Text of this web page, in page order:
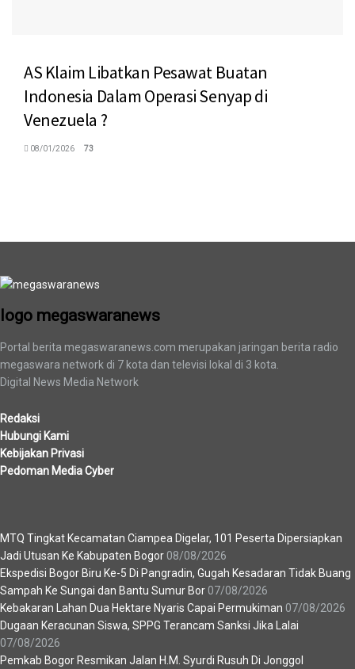
AS Klaim Libatkan Pesawat Buatan
Indonesia Dalam Operasi Senyap di
Venezuela ?
08/01/2026 73
logo megaswaranews
Portal berita megaswaranews.com merupakan jaringan berita radio
megaswara network di 7 kota dan televisi lokal di 3 kota.
Digital News Media Network
Redaksi
Hubungi Kami
Kebijakan Privasi
Pedoman Media Cyber
MTQ Tingkat Kecamatan Ciampea Digelar, 101 Peserta Dipersiapkan
Jadi Utusan Ke Kabupaten Bogor 08/08/2026
Ekspedisi Bogor Biru Ke-5 Di Pangradin, Gugah Kesadaran Tidak Buang
Sampah Ke Sungai dan Bantu Sumur Bor 07/08/2026
Kebakaran Lahan Dua Hektare Nyaris Capai Permukiman 07/08/2026
Dugaan Keracunan Siswa, SPPG Terancam Sanksi Jika Lalai
07/08/2026
Pemkab Bogor Resmikan Jalan H.M. Syurdi Rusuh Di Jonggol